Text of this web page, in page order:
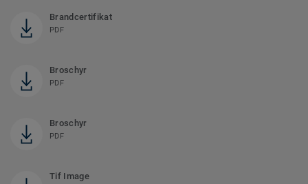
Brandcertifikat
PDF
Broschyr
PDF
Broschyr
PDF
Tif Image